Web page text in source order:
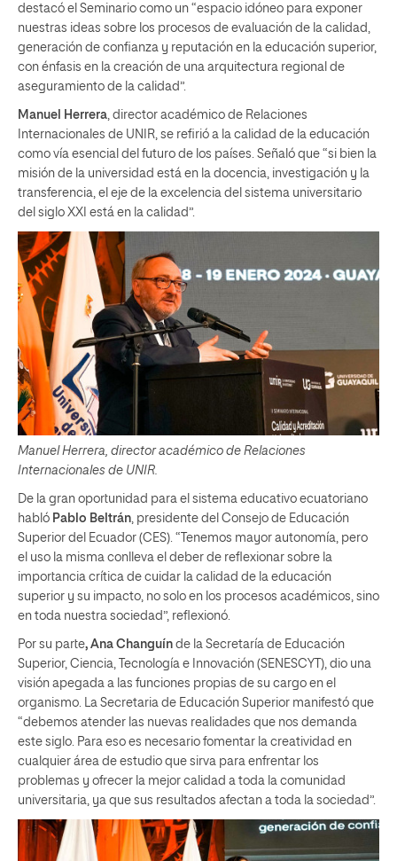
destacó el Seminario como un “espacio idóneo para exponer
nuestras ideas sobre los procesos de evaluación de la calidad,
generación de confianza y reputación en la educación superior,
con énfasis en la creación de una arquitectura regional de
aseguramiento de la calidad”.
Manuel Herrera, director académico de Relaciones
Internacionales de UNIR, se refirió a la calidad de la educación
como vía esencial del futuro de los países. Señaló que “si bien la
misión de la universidad está en la docencia, investigación y la
transferencia, el eje de la excelencia del sistema universitario
del siglo XXI está en la calidad”.
Manuel Herrera, director académico de Relaciones
Internacionales de UNIR.
De la gran oportunidad para el sistema educativo ecuatoriano
habló Pablo Beltrán , presidente del Consejo de Educación
Superior del Ecuador (CES). “Tenemos mayor autonomía, pero
el uso la misma conlleva el deber de reflexionar sobre la
importancia crítica de cuidar la calidad de la educación
superior y su impacto, no solo en los procesos académicos, sino
en toda nuestra sociedad”, reflexionó.
Por su parte, Ana Changuín de la Secretaría de Educación
Superior, Ciencia, Tecnología e Innovación (SENESCYT), dio una
visión apegada a las funciones propias de su cargo en el
organismo. La Secretaria de Educación Superior manifestó que
“debemos atender las nuevas realidades que nos demanda
este siglo. Para eso es necesario fomentar la creatividad en
cualquier área de estudio que sirva para enfrentar los
problemas y ofrecer la mejor calidad a toda la comunidad
universitaria, ya que sus resultados afectan a toda la sociedad”.